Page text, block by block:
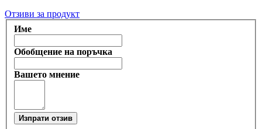
Отзиви за продукт
Име
Обобщение на поръчка
Вашето мнение
Изпрати отзив